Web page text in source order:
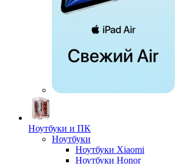
Ноутбуки и ПК
Ноутбуки
Ноутбуки Xiaomi
Ноутбуки Honor